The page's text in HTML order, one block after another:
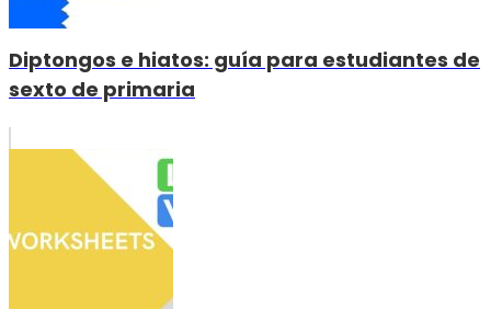
Diptongos e hiatos: guía para estudiantes de
sexto de primaria